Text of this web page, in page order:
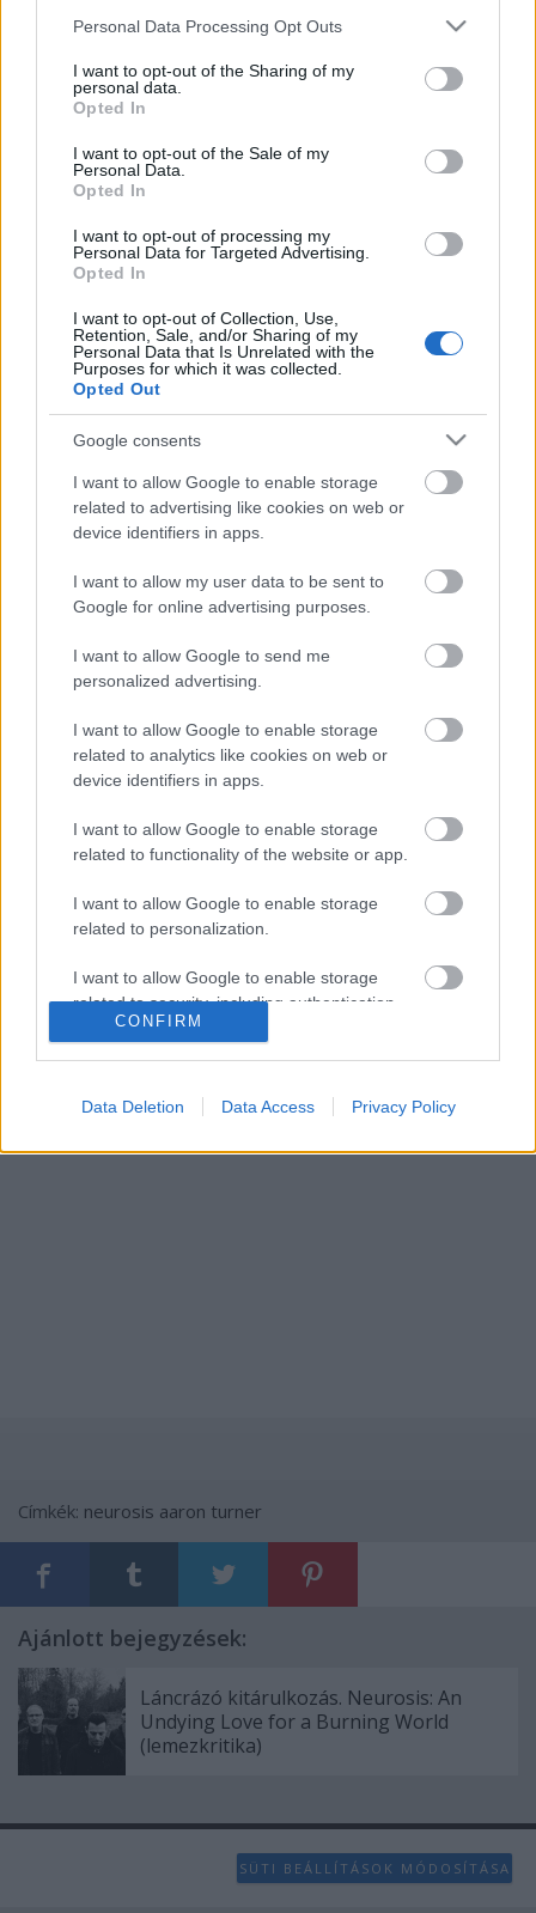
Please note that this website/app uses one or more Google
not limited to your visit or usage behaviour. You may click to
grant or deny consent to Google and its third-party tags to
use your data for below specified purposes in below Google
consent section.
Personal Data Processing Opt Outs
I want to opt-out of the Sharing of my
personal data.
Opted In
I want to opt-out of the Sale of my
Personal Data.
Opted In
I want to opt-out of processing my
Personal Data for Targeted Advertising.
Opted In
I want to opt-out of Collection, Use,
Retention, Sale, and/or Sharing of my
Personal Data that Is Unrelated with the
Purposes for which it was collected.
Opted Out
Google consents
I want to allow Google to enable storage
related to advertising like cookies on web or
device identifiers in apps.
I want to allow my user data to be sent to
Google for online advertising purposes.
I want to allow Google to send me
personalized advertising.
I want to allow Google to enable storage
related to analytics like cookies on web or
device identifiers in apps.
I want to allow Google to enable storage
related to functionality of the website or app.
I want to allow Google to enable storage
related to personalization.
I want to allow Google to enable storage
related to security, including authentication
functionality and fraud prevention, and other
CONFIRM
Data Deletion Data Access Privacy Policy
Old Man Gloomés az avant-sludge-os
Sumac
soraiból ismerhetünk, amelynek tavalyi,
Moor
Motherrel közös albuma
a Recorder év végi
listájárais felkerült.
A Neurosis ezzel párhuzamosan egy koncertet is
bejelentett az idei Fire In The Mountains fesztiválra,
földjén tartanak júliusban, és egy másik
hiperkultikus zenekar, a
16 Horsepower
koncertezéshez, és egyelőre nincs más lekötött
bulija, de később majd nyilván lesz, mert a
szűkszavú közleményekből annyit azért ki lehet
olvasni, hogyez nem egyszeri esemény, hanem egy
új korszak kezdete.
Címkék: neurosis aaron turner
Ajánlott bejegyzések:
Láncrázó kitárulkozás. Neurosis: An
Undying Love for a Burning World
(lemezkritika)
SÜTI BEÁLLÍTÁSOK MÓDOSÍTÁSA